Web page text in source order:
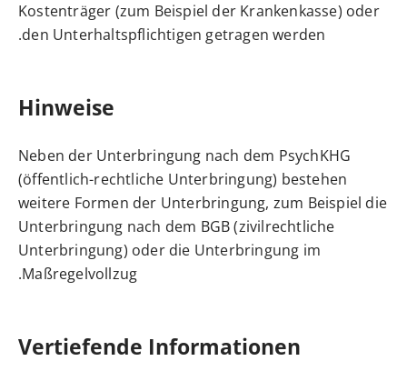
Kostenträger (zum Beispiel der Krankenkasse) oder
den Unterhaltspflichtigen getragen werden.
Hinweise
Neben der Unterbringung nach dem PsychKHG
(öffentlich-rechtliche Unterbringung) bestehen
weitere Formen der Unterbringung, zum Beispiel die
Unterbringung nach dem BGB (zivilrechtliche
Unterbringung) oder die Unterbringung im
Maßregelvollzug.
Vertiefende Informationen